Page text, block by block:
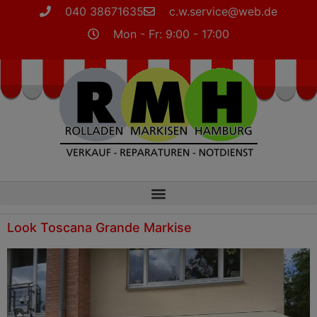
040 38671635
c.w.service@web.de
Mon - Fr: 9:00 - 17:00
Look Toscana Grande Markise